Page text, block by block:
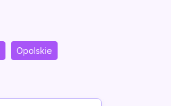
Opolskie